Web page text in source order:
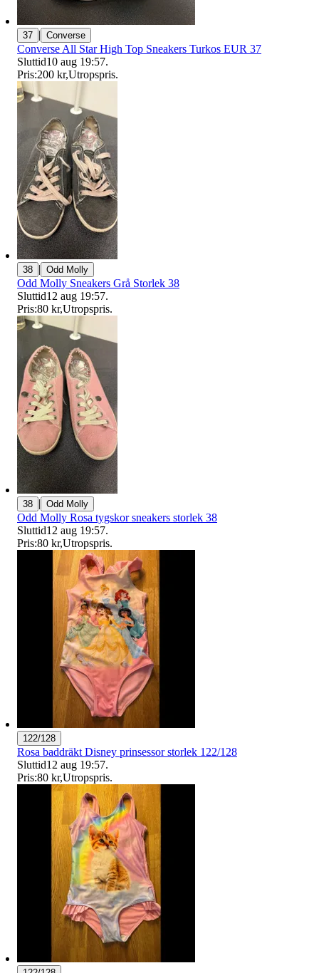
37 | Converse
Converse All Star High Top Sneakers Turkos EUR 37
Sluttid10 aug 19:57.
Pris:200 kr,Utropspris.
38 | Odd Molly
Odd Molly Sneakers Grå Storlek 38
Sluttid12 aug 19:57.
Pris:80 kr,Utropspris.
38 | Odd Molly
Odd Molly Rosa tygskor sneakers storlek 38
Sluttid12 aug 19:57.
Pris:80 kr,Utropspris.
122/128
Rosa baddräkt Disney prinsessor storlek 122/128
Sluttid12 aug 19:57.
Pris:80 kr,Utropspris.